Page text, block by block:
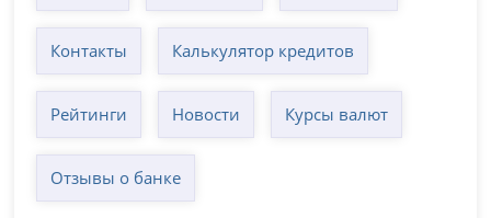
Контакты Калькулятор кредитов
Рейтинги Новости Курсы валют
Отзывы о банке